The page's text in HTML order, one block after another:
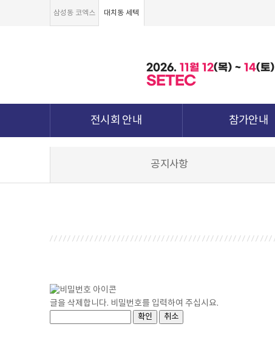
삼성동 코엑스 대치동 세텍
2026. 11월 12(목) ~ 14(토)
SETEC
전시회 안내 참가안내
공지사항
글을 삭제합니다. 비밀번호를 입력하여 주십시요.